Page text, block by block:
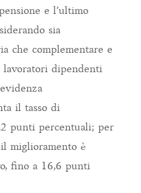
e l’ultimo
sia
che complementare e
dipendenti
il tasso di
punti percentuali; per
miglioramento è
fino a 16,6 punti